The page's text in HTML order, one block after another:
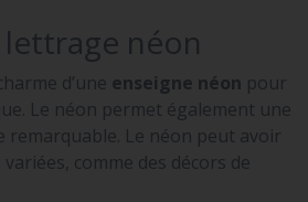
néon
d’une enseigne néon pour
Le néon permet également une
remarquable. Le néon peut avoir
comme des décors de